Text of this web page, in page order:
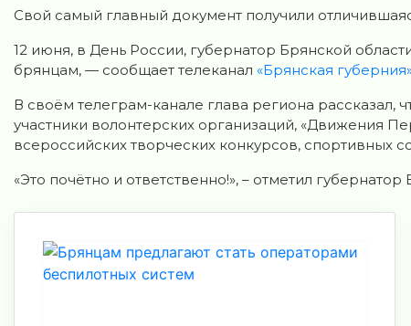
Свой самый главный документ получили
12 июня, в День России, губернатор Брянской
брянцам, — сообщает телеканал «Брянская
В своём телеграм-канале глава региона рассказал,
участники волонтерских организаций, «Движения
всероссийских творческих конкурсов, спортивных
«Это почётно и ответственно!», – отметил губернатор